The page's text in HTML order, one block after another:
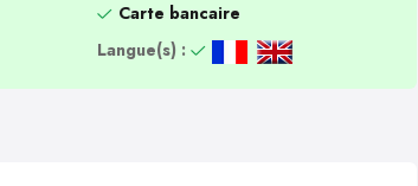
Carte bancaire
Langue(s) :